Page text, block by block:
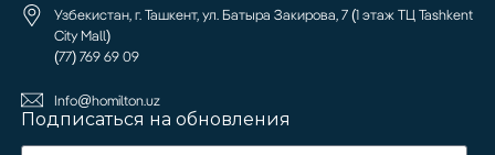
Узбекистан, г. Ташкент, ул. Батыра Закирова, 7 (1 этаж ТЦ Tashkent
City Mall)
(77) 769 69 09
Info@homilton.uz
Подписаться на обновления